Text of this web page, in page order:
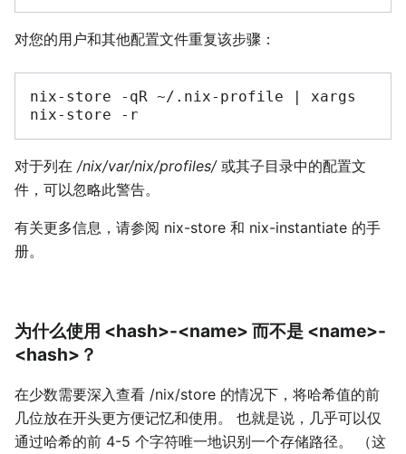
对您的用户和其他配置文件重复该步骤：
nix-store -qR ~/.nix-profile |
xargs
nix-store
对于列在 /nix/var/nix/profiles/或其子目录中的配置文
件，可以忽略此警告。
有关更多信息，请参阅 nix-store 和 nix-instantiate 的手
册。
为什么使用 <hash>-<name> 而不是 <name>-
<hash>？
在少数需要深入查看 /nix/store 的情况下，将哈希值的前
几位放在开头更方便记忆和使用。 也就是说，几乎可以仅
通过哈希的前 4-5 个字符唯一地识别一个存储路径。 （这